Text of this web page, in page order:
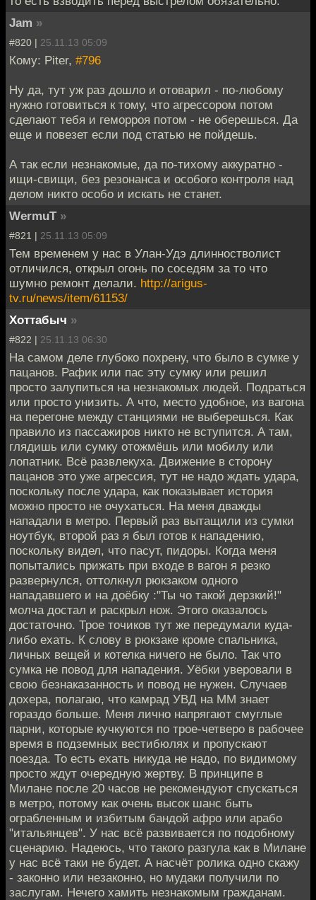
Jam »
#820 | 25.11.13 05:09
Кому: Piter, #796
Ну да, тут уж раз дошло и отоварил - по-любому
нужно готовиться к тому, что агрессором потом
сделают тебя и геморроя потом - не оберешься. Да
еще и повезет если под статью не пойдешь.
А так если незнакомые, да по-тихому аккуратно -
ищи-свищи, без резонанса и особого контроля над
делом никто особо и искать не станет.
WermuT »
#821 | 25.11.13 05:09
Тем временем у нас в Улан-Удэ длинностволист
отличился, открыл огонь по соседям за то что
шумно ремонт делали. http://arigus-
tv.ru/news/item/61153/
Хоттабыч »
#822 | 25.11.13 06:30
На самом деле глубоко похрену, что было в сумке у
пацанов. Рафик или пас эту сумку или решил
просто залупиться на незнакомых людей. Подраться
или просто унизить. А что, место удобное, из вагона
на перегоне между станциями не выберешься. Как
правило из пассажиров никто не вступится. А там,
глядишь или сумку отожмёшь или мобилу или
лопатник. Всё развлекуха. Движение в сторону
пацанов это уже агрессия, тут не надо ждать удара,
поскольку после удара, как показывает история
можно просто не очухаться. На меня дважды
нападали в метро. Первый раз вытащили из сумки
ноутбук, второй раз я был готов к нападению,
поскольку видел, что пасут, пидоры. Когда меня
попытались прижать при входе в вагон я резко
развернулся, оттолкнул рюкзаком одного
нападавшего и на доёбку :"Ты чо такой дерзкий!"
молча достал и раскрыл нож. Этого оказалось
достаточно. Трое точиков тут же передумали куда-
либо ехать. К слову в рюкзаке кроме спальника,
личных вещей и котелка ничего не было. Так что
сумка не повод для нападения. Уёбки уверовали в
свою безнаказанность и повод не нужен. Случаев
дохера, полагаю, что камрад УВД на ММ знает
гораздо больше. Меня лично напрягают смуглые
парни, которые кучкуются по трое-четверо в рабочее
время в подземных вестибюлях и пропускают
поезда. То есть ехать никуда не надо, по видимому
просто ждут очередную жертву. В принципе в
Милане после 20 часов не рекомендуют спускаться
в метро, потому как очень высок шанс быть
ограбленным и избитым бандой афро или арабо
"итальянцев". У нас всё развивается по подобному
сценарию. Надеюсь, что такого разгула как в Милане
у нас всё таки не будет. А насчёт ролика одно скажу
- законно или незаконно, но мудаки получили по
заслугам. Нечего хамить незнакомым гражданам.